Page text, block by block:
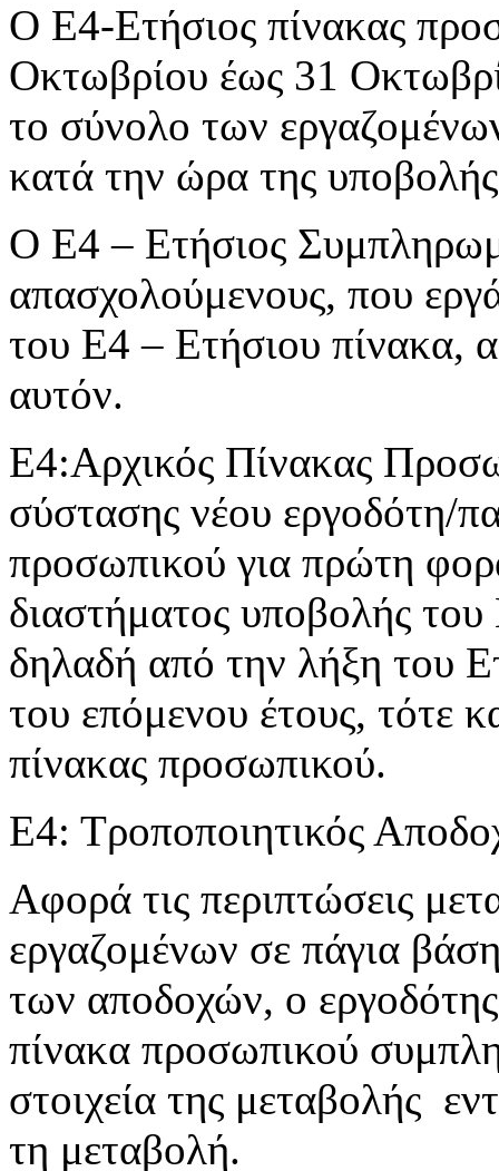
Ο Ε4-Ετήσιος πίνακας
Οκτωβρίου έως 31
το σύνολο των
κατά την ώρα της
Ο Ε4 – Ετήσιος
απασχολούμενους, που
του Ε4 – Ετήσιου πίνακα,
αυτόν.
Ε4:Αρχικός Πίνακας
σύστασης νέου εργοδότη/
προσωπικού για πρώτη
διαστήματος υποβολής
δηλαδή από την λήξη του
του επόμενου έτους, τότε
πίνακας προσωπικού.
Ε4: Τροποποιητικός
Αφορά τις περιπτώσεις
εργαζομένων σε πάγια
των αποδοχών, ο
πίνακα προσωπικού
στοιχεία της μεταβολής
τη μεταβολή.